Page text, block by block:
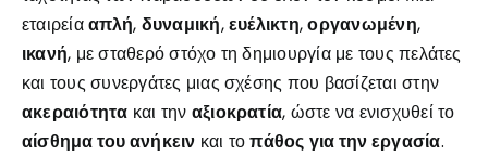
εταιρείααπλή, δυναμική,ευέλικτη,οργανωμένη,
ικανή, με σταθερό στόχο τη δημιουργία με τους πελάτες
και τους συνεργάτες μιας σχέσης που βασίζεται στην
ακεραιότητα και την αξιοκρατία, ώστε να ενισχυθεί το
αίσθημα του ανήκειν και τοπάθος για την εργασία.